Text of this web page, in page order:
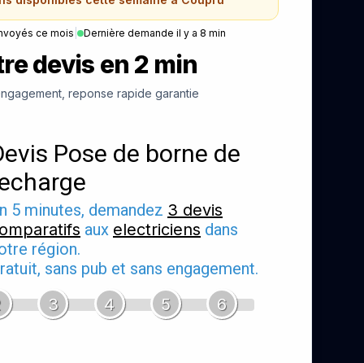
ce mois Dernière demande il y a 8 min
devis en 2 min
reponse rapide garantie
Pose de borne de
5 minutes, demandez 3 devis
aux electriciens dans
région.
sans pub et sans engagement.
3 4 5 6